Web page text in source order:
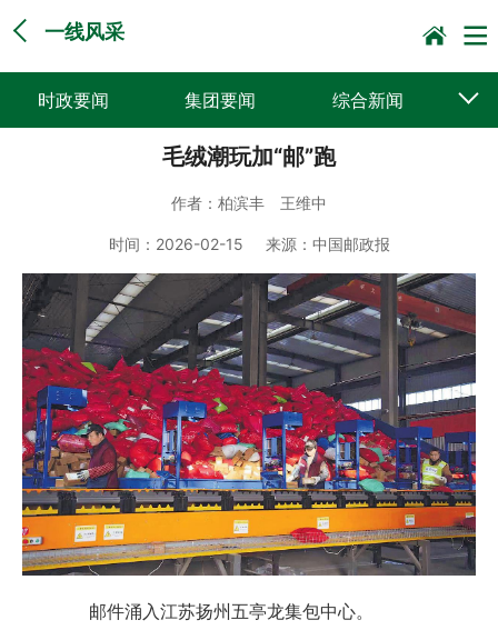
一线风采
时政要闻 集团要闻 综合新闻
党建动态 普遍服务
企业文化
毛绒潮玩加“邮”跑
作者： 柏滨丰 王维中
时间： 2026-02-15 来源： 中国邮政报
邮件涌入江苏扬州五亭龙集包中心。